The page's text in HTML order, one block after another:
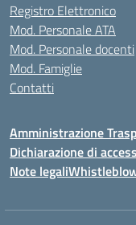
Registro Elettronico
Mod. Personale ATA
Mod. Personale docenti
Mod. Famiglie
Contatti
Amministrazione
Dichiarazione di
Note legali